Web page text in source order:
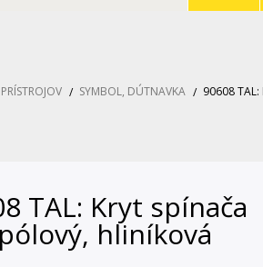
SYMBOL, DÚTNAVKA
90608
TAL: Kryt spínača
hliníková